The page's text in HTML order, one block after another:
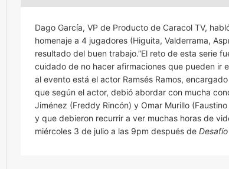
Dago García, VP de Producto de Caracol TV,
homenaje a 4 jugadores (Higuita, Valderrama,
resultado del buen trabajo.”El reto de esta serie
cuidado de no hacer afirmaciones que pueden ir
al evento está el actor Ramsés Ramos,
que según el actor, debió abordar con mucha
Jiménez (Freddy Rincón) y Omar Murillo
y que debieron recurrir a ver muchas horas de
miércoles 3 de julio a las 9pm después de